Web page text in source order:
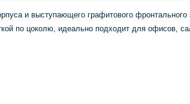
и выступающего графитового
по цоколю, идеально подходит для офисов,